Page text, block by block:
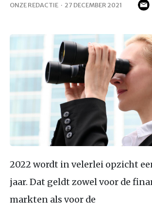
ONZE REDACTIE · 27 DECEMBER 2021
2022 wordt in velerlei opzicht
jaar. Dat geldt zowel voor de
markten als voor de